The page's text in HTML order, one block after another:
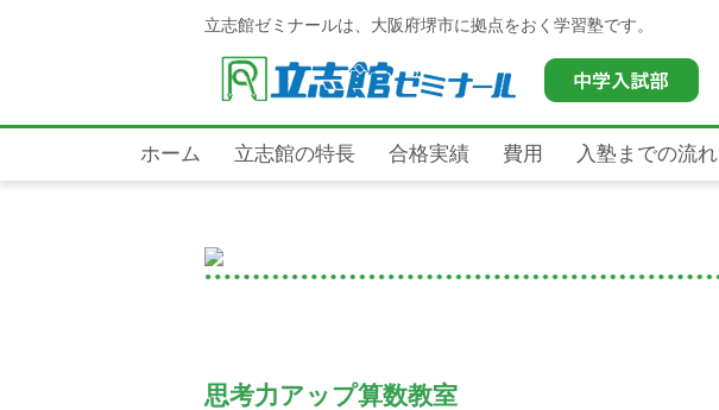
立志館ゼミナールは、大阪府堺市に拠点をおく学習塾です。
ホーム 立志館の特長 合格実績 費用 入塾までの流れ
思考力アップ算数教室